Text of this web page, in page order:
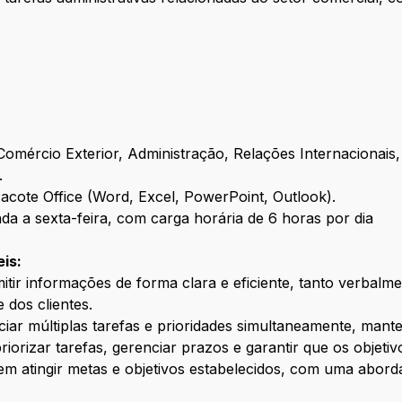
Exterior, Administração, Relações
Office (Word, Excel, PowerPoint, Outlook).
a sexta-feira, com carga horária de 6 horas por dia
informações de forma clara e eficiente, tanto
dos clientes.
múltiplas tarefas e prioridades simultaneamente,
tarefas, gerenciar prazos e garantir que os
atingir metas e objetivos estabelecidos, com uma